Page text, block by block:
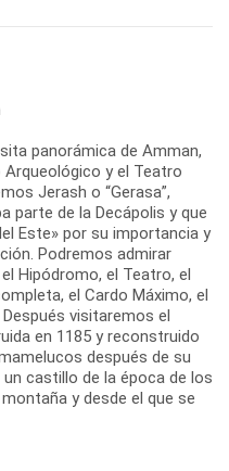
panorámica de Amman,
Arqueológico y el Teatro
Jerash o “Gerasa”,
parte de la Decápolis y que
Este» por su importancia y
Podremos admirar
Hipódromo, el Teatro, el
el Cardo Máximo, el
visitaremos el
en 1185 y reconstruido
después de su
castillo de la época de los
y desde el que se